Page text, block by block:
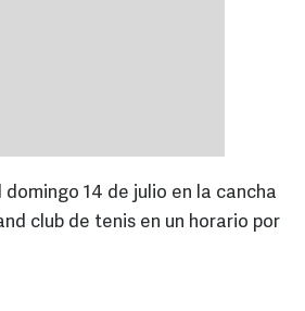
14 de julio en la cancha
club de tenis en un horario por